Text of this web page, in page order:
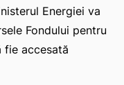
Energiei va
Fondului pentru
fie accesată